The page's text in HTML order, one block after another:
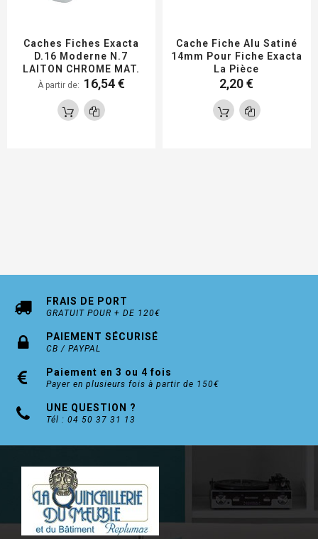
Caches Fiches Exacta
D.16 Moderne N.7
LAITON CHROME MAT.
À partir de 16,54 €
Cache Fiche Alu Satiné
14mm Pour Fiche Exacta
La Pièce
2,20 €
FRAIS DE PORT
GRATUIT POUR + DE 120€
PAIEMENT SÉCURISÉ
CB / PAYPAL
Paiement en 3 ou 4 fois
Payer en plusieurs fois à partir de 150€
UNE QUESTION ?
Tél : 04 50 37 31 13